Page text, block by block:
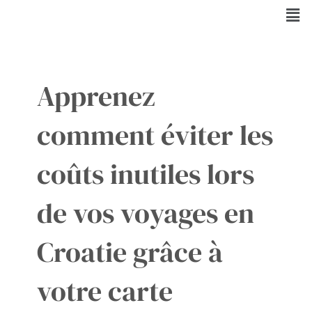
Apprenez
comment éviter les
coûts inutiles lors
de vos voyages en
Croatie grâce à
votre carte